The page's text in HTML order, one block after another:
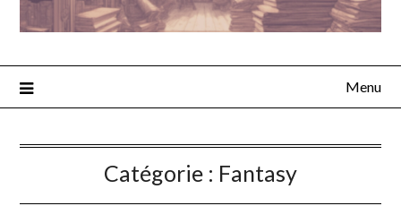
Menu
Catégorie : Fantasy